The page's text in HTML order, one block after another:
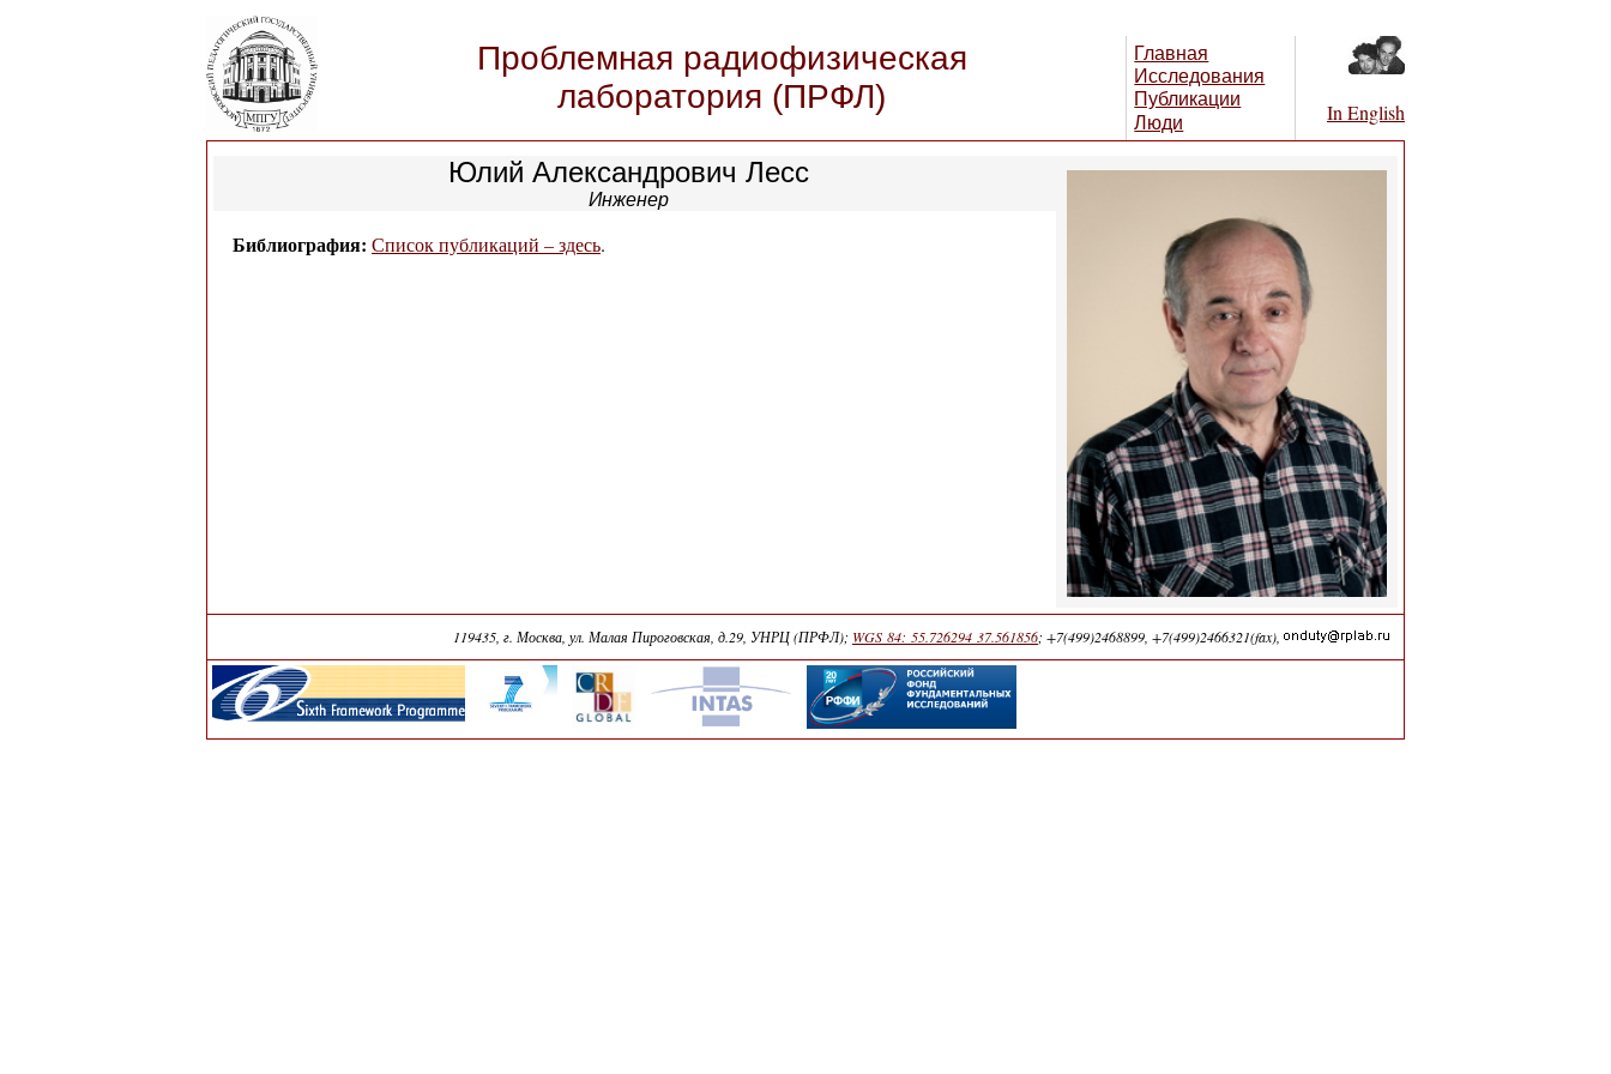
Проблемная радиофизическая
лаборатория (ПРФЛ)
In English
Главная
Исследования
Публикации
Люди
Юлий Александрович Лесс
Инженер
Библиография: Список публикаций – здесь.
119435, г. Москва, ул. Малая Пироговская, д.29, УНРЦ (ПРФЛ); WGS 84: 55.726294 37.561856; +7(499)2468899 +7(499)2466321(fax)